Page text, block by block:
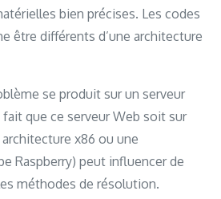
bien précises. Les codes
être différents d’une architecture
se produit sur un serveur
fait que ce serveur Web soit sur
x86 ou une
Raspberry) peut influencer de
méthodes de résolution.